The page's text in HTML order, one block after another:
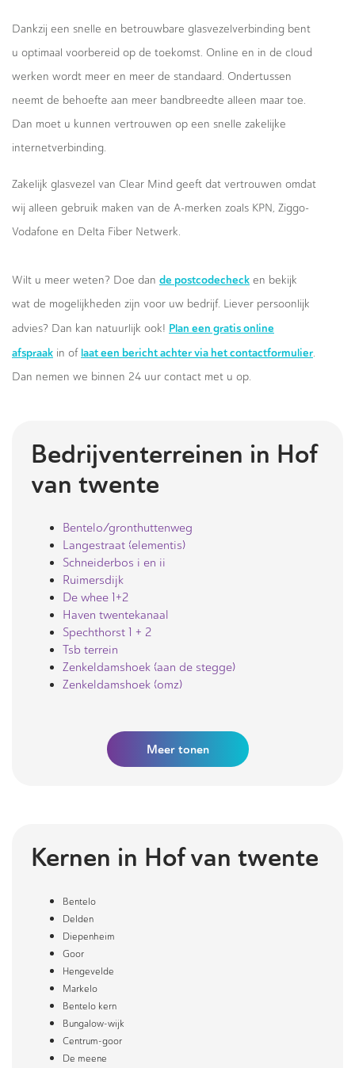
Dankzij een snelle en betrouwbare glasvezelverbinding bent
u optimaal voorbereid op de toekomst. Online en in de cloud
werken wordt meer en meer de standaard. Ondertussen
neemt de behoefte aan meer bandbreedte alleen maar toe.
Dan moet u kunnen vertrouwen op een snelle zakelijke
internetverbinding.
Zakelijk glasvezel van Clear Mind geeft dat vertrouwen omdat
wij alleen gebruik maken van de A-merken zoals KPN, Ziggo-
Vodafone en Delta Fiber Netwerk.
Wilt u meer weten? Doe dan de postcodecheck en bekijk
wat de mogelijkheden zijn voor uw bedrijf. Liever persoonlijk
advies? Dan kan natuurlijk ook! Plan een gratis online
afspraak in of laat een bericht achter via het contactformulier.
Dan nemen we binnen 24 uur contact met u op.
Bedrijventerreinen in Hof
van twente
Bentelo/gronthuttenweg
Langestraat (elementis)
Schneiderbos i en ii
Ruimersdijk
De whee 1+2
Haven twentekanaal
Spechthorst 1 + 2
Tsb terrein
Zenkeldamshoek (aan de stegge)
Zenkeldamshoek (omz)
Meertonen
Kernen in Hof van twente
Bentelo
Delden
Diepenheim
Goor
Hengevelde
Markelo
Bentelo kern
Bungalow-wijk
Centrum-goor
De meene